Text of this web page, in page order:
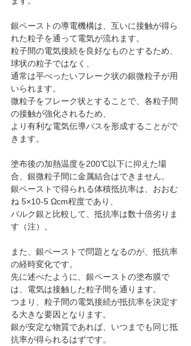
銀ペーストの導電機構は、互いに接触が得ら
れた粒子を通って電気が流れます。
粒子間の電気接続を良好なものとするため、
球状の粒子ではなく、
通常は平べったいフレーク状の銀微粒子が用
いられます。
微粒子をフレーク状とすることで、各粒子間
の接触が強化されるため、
より有利な電気伝導パスを形成することがで
きます。
塗布後の加熱温度を200℃以下に抑えた場
合、銀微粒子間に金属結合はできません。
銀ペーストで得られる体積抵抗率は、おおむ
ね 5×10-5 Ωcm程度であり、
バルク銀と比較して、抵抗率は数十倍劣りま
す（注）。
また、銀ペーストで問題となるのが、抵抗率
の経時変化です。
先に述べたように、銀ペーストの塗布膜で
は、電気は接触した粒子間を通ります。
つまり、粒子間の電気接続が抵抗率を決定す
る大きな要因となります。
銀が安定な物質であれば、いつまでも同じ抵
抗率が得られるはずです。